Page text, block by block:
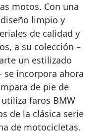
motos. Con una
limpio y
de calidad y
a su colección –
un estilizado
se incorpora ahora
de pie de
faros BMW
de la clásica serie
de motocicletas.